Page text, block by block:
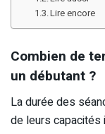
Lire encore
Combien de
un débutant ?
La durée des
de leurs